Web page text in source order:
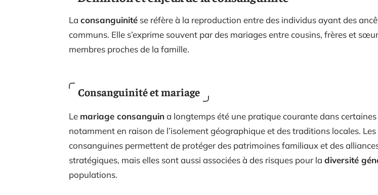
La consanguinité se réfère à la reproduction entre des individus ayant des
communs. Elle s’exprime souvent par des mariages entre cousins, frères et
membres proches de la famille.
Consanguinité et mariage
Le mariage consanguina longtemps été une pratique courante dans certaines
notamment en raison de l’isolement géographique et des traditions locales.
consanguines permettent de protéger des patrimoines familiaux et des
stratégiques, mais elles sont aussi associées à des risques pour la diversité
populations.